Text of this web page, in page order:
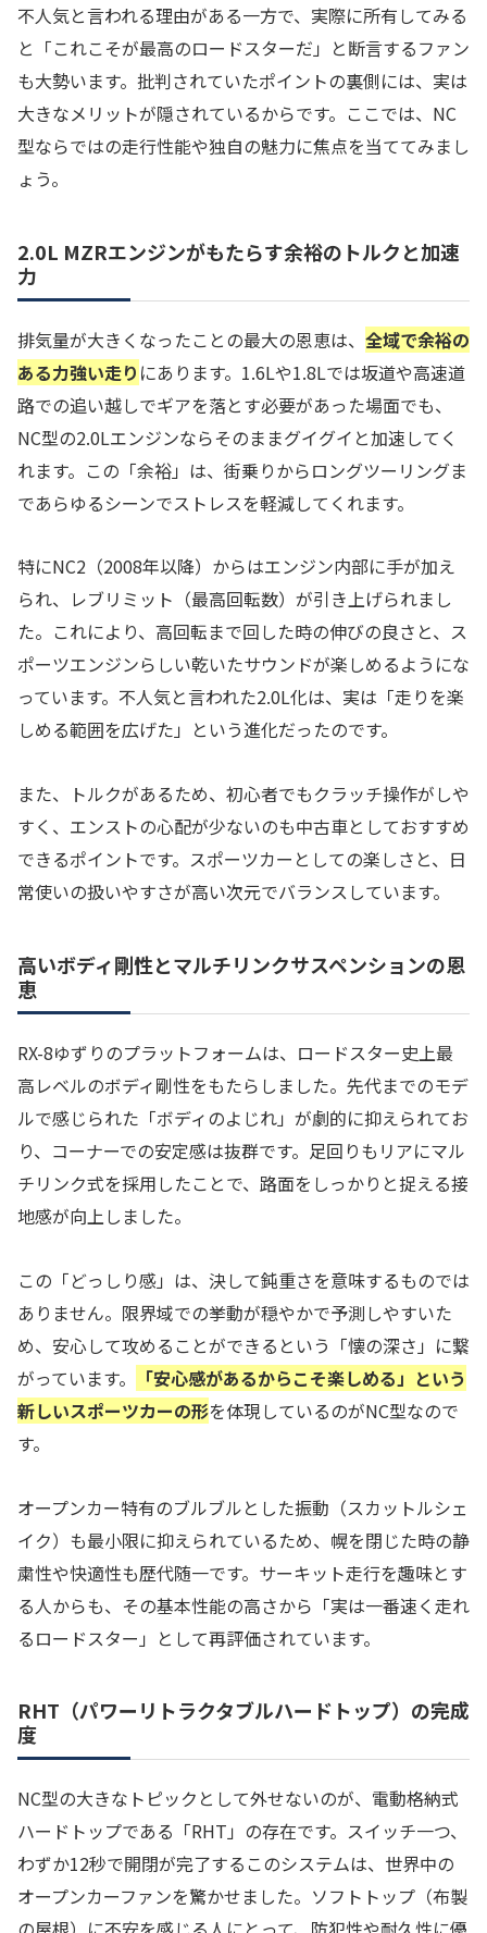
不人気と言われる理由がある一方で、実際に所有してみる
と「これこそが最高のロードスターだ」と断言するファン
も大勢います。批判されていたポイントの裏側には、実は
大きなメリットが隠されているからです。ここでは、NC
型ならではの走行性能や独自の魅力に焦点を当ててみまし
ょう。
2.0L MZRエンジンがもたらす余裕のトルクと加速
力
排気量が大きくなったことの最大の恩恵は、 全域で余裕の
ある力強い走り にあります。1.6Lや1.8Lでは坂道や高速道
路での追い越しでギアを落とす必要があった場面でも、
NC型の2.0Lエンジンならそのままグイグイと加速してく
れます。この「余裕」は、街乗りからロングツーリングま
であらゆるシーンでストレスを軽減してくれます。
特にNC2（2008年以降）からはエンジン内部に手が加え
られ、レブリミット（最高回転数）が引き上げられまし
た。これにより、高回転まで回した時の伸びの良さと、ス
ポーツエンジンらしい乾いたサウンドが楽しめるようにな
っています。不人気と言われた2.0L化は、実は「走りを楽
しめる範囲を広げた」という進化だったのです。
また、トルクがあるため、初心者でもクラッチ操作がしや
すく、エンストの心配が少ないのも中古車としておすすめ
できるポイントです。スポーツカーとしての楽しさと、日
常使いの扱いやすさが高い次元でバランスしています。
高いボディ剛性とマルチリンクサスペンションの恩
恵
RX-8ゆずりのプラットフォームは、ロードスター史上最
高レベルのボディ剛性をもたらしました。先代までのモデ
ルで感じられた「ボディのよじれ」が劇的に抑えられてお
り、コーナーでの安定感は抜群です。足回りもリアにマル
チリンク式を採用したことで、路面をしっかりと捉える接
地感が向上しました。
この「どっしり感」は、決して鈍重さを意味するものでは
ありません。限界域での挙動が穏やかで予測しやすいた
め、安心して攻めることができるという「懐の深さ」に繋
がっています。
「安心感があるからこそ楽しめる」という
新しいスポーツカーの形を体現しているのがNC型なので
す。
オープンカー特有のブルブルとした振動（スカットルシェ
イク）も最小限に抑えられているため、幌を閉じた時の静
粛性や快適性も歴代随一です。サーキット走行を趣味とす
る人からも、その基本性能の高さから「実は一番速く走れ
るロードスター」として再評価されています。
RHT（パワーリトラクタブルハードトップ）の完成
度
NC型の大きなトピックとして外せないのが、電動格納式
ハードトップである「RHT」の存在です。スイッチ一つ、
わずか12秒で開閉が完了するこのシステムは、世界中の
オープンカーファンを驚かせました。ソフトトップ（布製